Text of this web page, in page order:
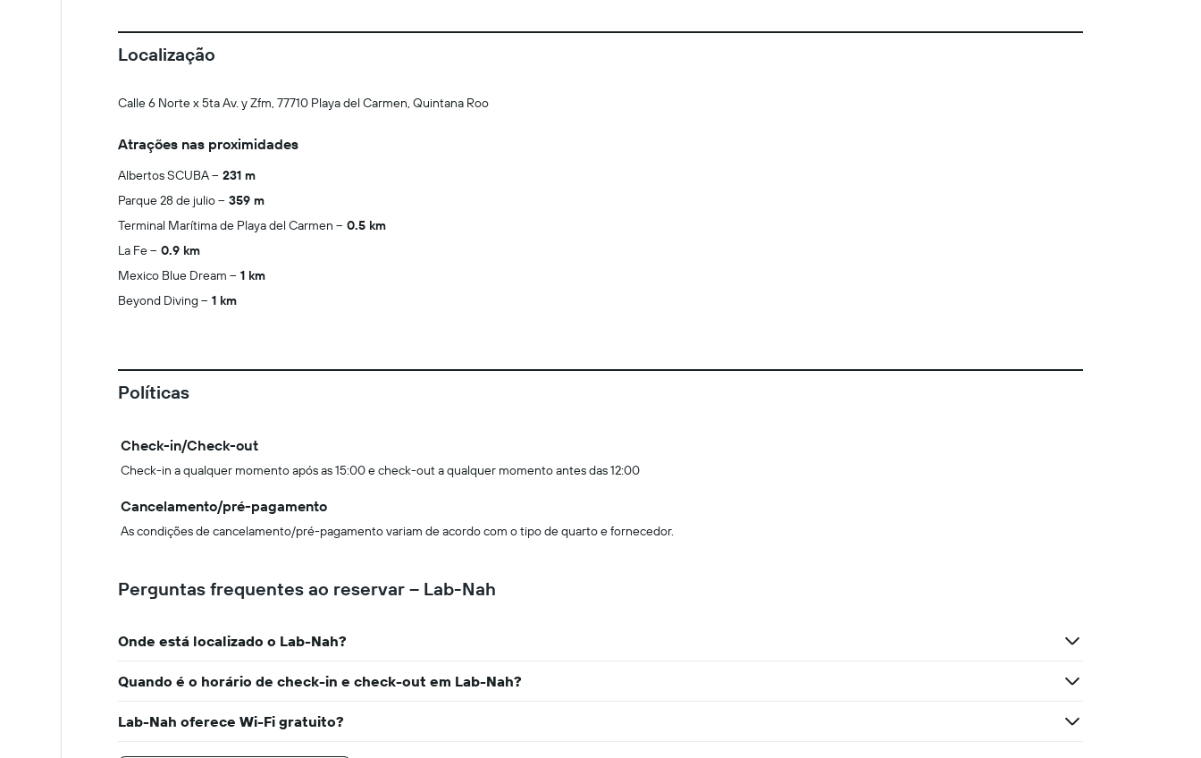
Localização
Calle 6 Norte x 5ta Av. y Zfm, 77710 Playa del Carmen, Quintana Roo
Atrações nas proximidades
Albertos SCUBA
231 m
Parque 28 de julio
359 m
Terminal Marítima de Playa del Carmen
0.5 km
La Fe
0.9 km
Mexico Blue Dream
1 km
Beyond Diving
1 km
Políticas
Check-in/Check-out
Check-in a qualquer momento após as 15:00 e check-out a qualquer momento antes das 12:00
Cancelamento/pré-pagamento
As condições de cancelamento/pré-pagamento variam de acordo com o tipo de quarto e fornecedor.
Perguntas frequentes ao reservar – Lab-Nah
Onde está localizado o Lab-Nah?
Quando é o horário de check-in e check-out em Lab-Nah?
Lab-Nah oferece Wi-Fi gratuito?